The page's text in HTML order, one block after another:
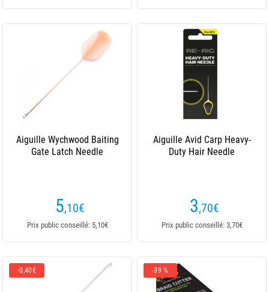
Aiguille Wychwood Baiting
Gate Latch Needle
5,10€
Prix public conseillé: 5,10€
Aiguille Avid Carp Heavy-
Duty Hair Needle
3,70€
Prix public conseillé: 3,70€
-0,40€ -39 %